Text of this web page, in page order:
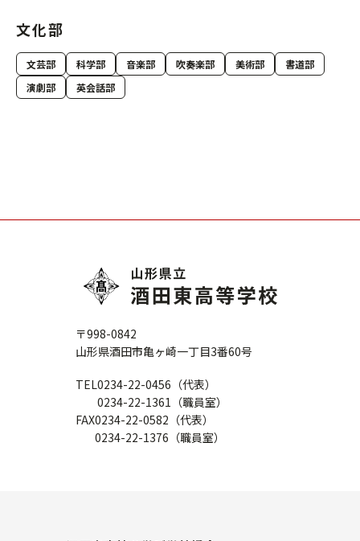
文化部
文芸部 科学部 音楽部 吹奏楽部 美術部
書道部
演劇部
英会話部
〒998-0842
山形県酒田市亀ヶ崎一丁目3番60号
TEL0234-22-0456（代表）
0234-22-1361（職員室）
FAX0234-22-0582（代表）
0234-22-1376（職員室）